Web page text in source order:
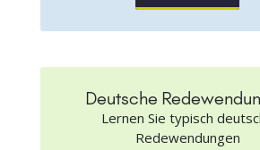
Deutsche
Lernen Sie typisch
Redewendungen